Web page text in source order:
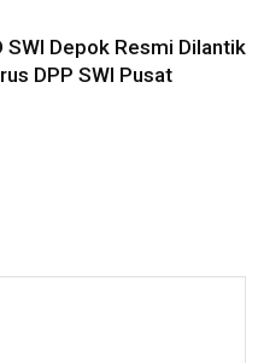
SWI Depok Resmi Dilantik
DPP SWI Pusat